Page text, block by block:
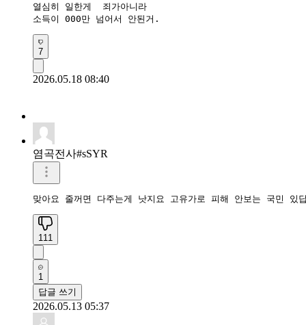
열심히 일한게  죄가아니라
소득이 000만 넘어서 안된거.
7
2026.05.18 08:40
염곡전사#sSYR
맞아요 줄꺼면 다주는게 낫지요 고유가로 피해 안보는 국민 있
111
1
답글 쓰기
2026.05.13 05:37